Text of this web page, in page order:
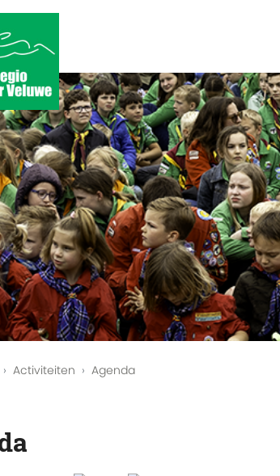
Activiteiten Agenda